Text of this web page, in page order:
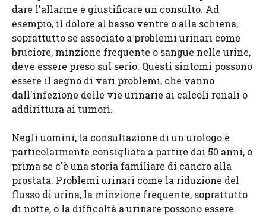
dare l'allarme e giustificare un consulto. Ad
esempio, il dolore al basso ventre o alla schiena,
soprattutto se associato a problemi urinari come
bruciore, minzione frequente o sangue nelle urine,
deve essere preso sul serio. Questi sintomi possono
essere il segno di vari problemi, che vanno
dall'infezione delle vie urinarie ai calcoli renali o
addirittura ai tumori.
Negli uomini, la consultazione di un urologo è
particolarmente consigliata a partire dai 50 anni, o
prima se c'è una storia familiare di cancro alla
prostata. Problemi urinari come la riduzione del
flusso di urina, la minzione frequente, soprattutto
di notte, o la difficoltà a urinare possono essere